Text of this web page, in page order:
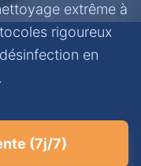
extrême à
rigoureux
en
(7j/7)